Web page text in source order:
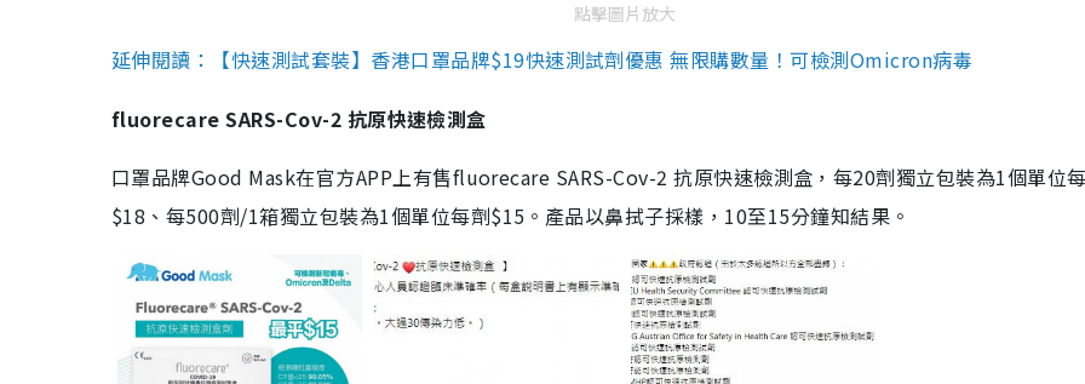
點擊圖片放大
延伸閱讀：【快速測試套裝】香港口罩品牌$19快速測試劑優惠 無限購數量！可檢測Omicron病毒
fluorecare SARS-Cov-2 抗原快速檢測盒
口罩品牌Good Mask在官方APP上有售fluorecare SARS-Cov-2 抗原快速檢測盒，每20劑獨立包裝為1個單位
$18、每500劑/1箱獨立包裝為1個單位每劑$15。產品以鼻拭子採樣，10至15分鐘知結果。